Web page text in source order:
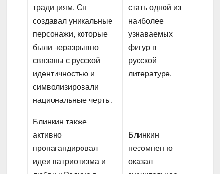
традициям. Он
создавал уникальные
персонажи, которые
были неразрывно
связаны с русской
идентичностью и
символизировали
национальные черты.
стать одной из
наиболее
узнаваемых
фигур в
русской
литературе.
Блинкин также
активно
пропагандировал
идеи патриотизма и
Блинкин
несомненно
оказал